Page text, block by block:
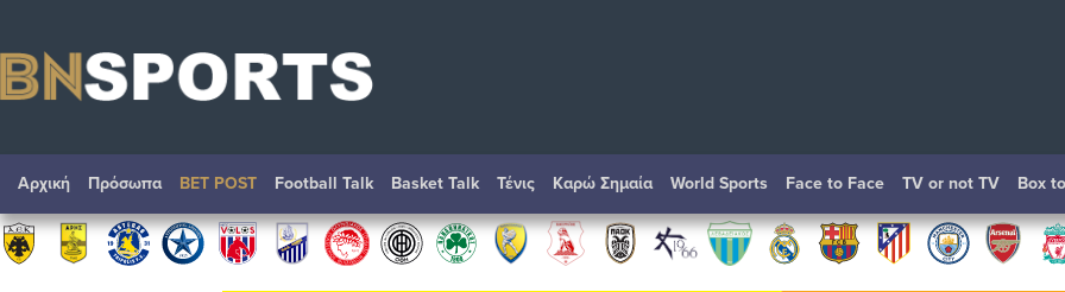
Αρχική Πρόσωπα BET POST Football Talk Basket Talk Τένις Καρώ Σημαία World Sports Face to Face TV or not TV Box